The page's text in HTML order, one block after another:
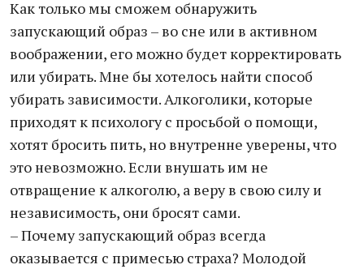
Как только мы сможем обнаружить
запускающий образ – во сне или в активном
воображении, его можно будет корректировать
или убирать. Мне бы хотелось найти способ
убирать зависимости. Алкоголики, которые
приходят к психологу с просьбой о помощи,
хотят бросить пить, но внутренне уверены, что
это невозможно. Если внушать им не
отвращение к алкоголю, а веру в свою силу и
независимость, они бросят сами.
– Почему запускающий образ всегда
оказывается с примесью страха? Молодой